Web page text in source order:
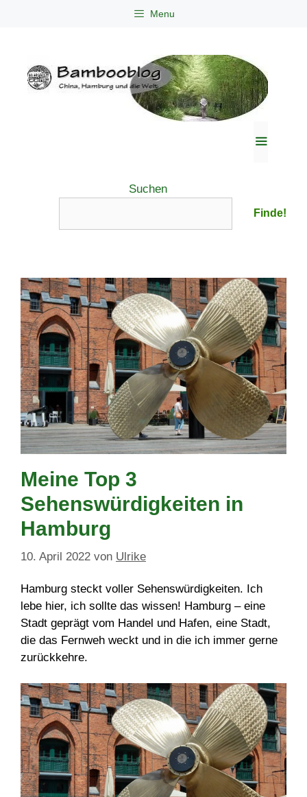
Menu
Suchen
Finde!
Meine Top 3
Sehenswürdigkeiten in
Hamburg
10. April 2022 von Ulrike
Hamburg steckt voller Sehenswürdigkeiten. Ich
lebe hier, ich sollte das wissen! Hamburg – eine
Stadt geprägt vom Handel und Hafen, eine Stadt,
die das Fernweh weckt und in die ich immer gerne
zurückkehre.